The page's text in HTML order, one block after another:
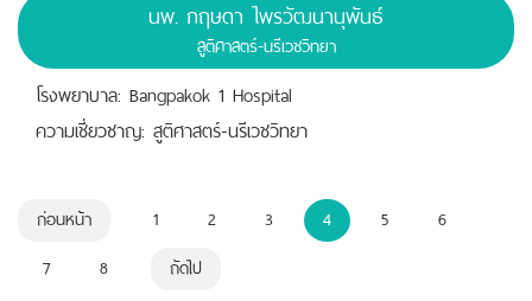
นพ. กฤษดา ไพรวัฒนานุพันธ์
สูติศาสตร์-นรีเวชวิทยา
โรงพยาบาล: Bangpakok 1 Hospital
ความเชี่ยวชาญ: สูติศาสตร์-นรีเวชวิทยา
ก่อนหน้า 1 2 3 4 5
6
7
8 ถัดไป